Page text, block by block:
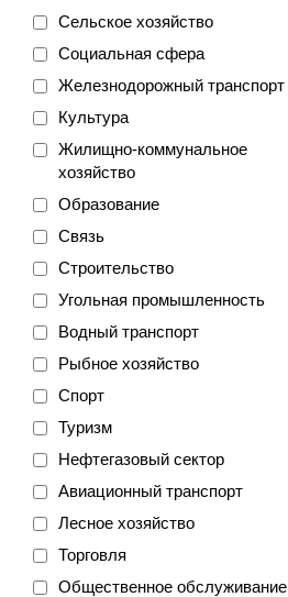
Сельское хозяйство
Социальная сфера
Железнодорожный транспорт
Культура
Жилищно-коммунальное
хозяйство
Образование
Связь
Строительство
Угольная промышленность
Водный транспорт
Рыбное хозяйство
Спорт
Туризм
Нефтегазовый сектор
Авиационный транспорт
Лесное хозяйство
Торговля
Общественное обслуживание